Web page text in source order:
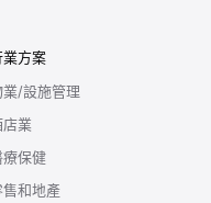
業方案
業/設施管理
店業
療保健
售和地產